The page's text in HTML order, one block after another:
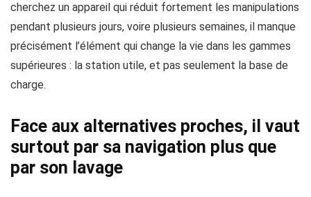
cherchez un appareil qui réduit fortement les manipulations
pendant plusieurs jours, voire plusieurs semaines, il manque
précisément l’élément qui change la vie dans les gammes
supérieures : la station utile, et pas seulement la base de
charge.
Face aux alternatives proches, il vaut
surtout par sa navigation plus que
par son lavage